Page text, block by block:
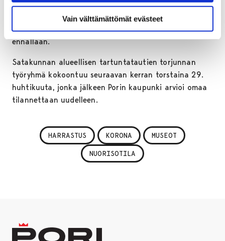
Vain välttämättömät evästeet
Muiden kaupungin harrastustilojen kuten uimahallien
sekä skatehallin osalta käyttörajoitukset pysyvät
ennallaan.
Satakunnan alueellisen tartuntatautien torjunnan
työryhmä kokoontuu seuraavan kerran torstaina 29.
huhtikuuta, jonka jälkeen Porin kaupunki arvioi omaa
tilannettaan uudelleen.
HARRASTUS KORONA MUSEOT
NUORISOTILA